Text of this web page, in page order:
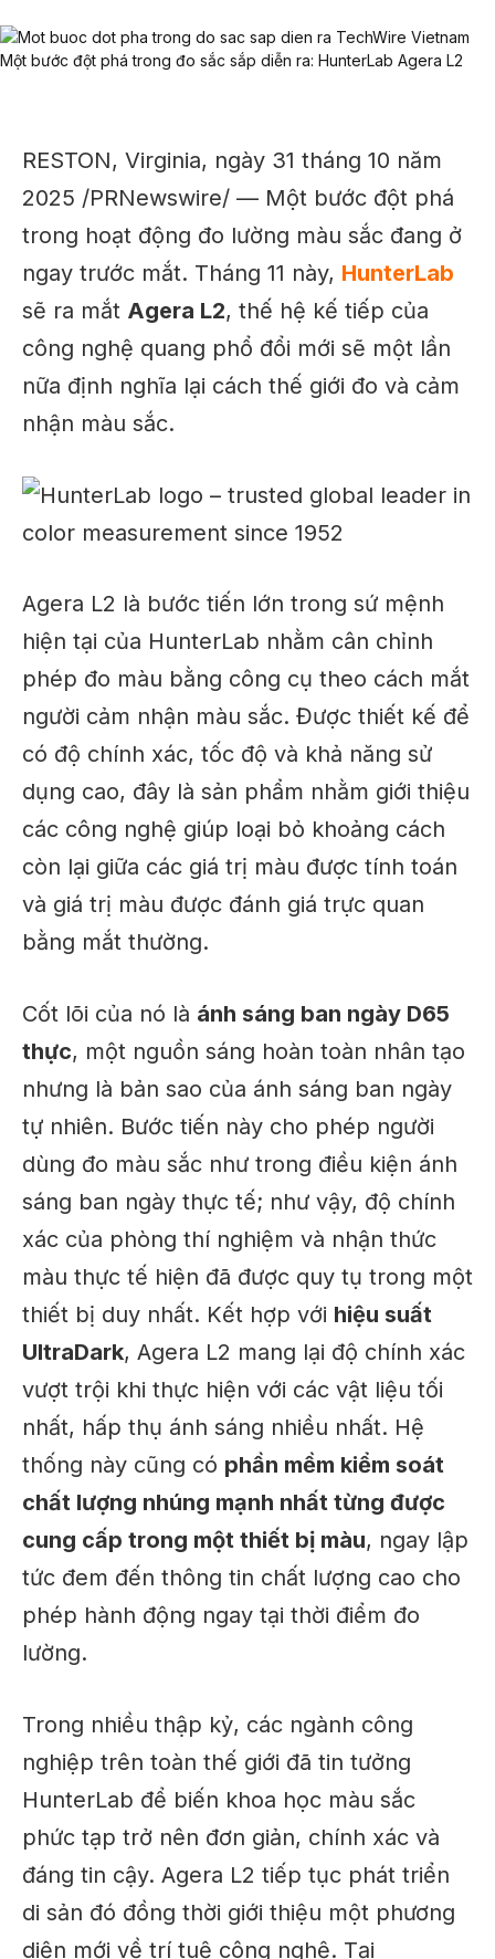
RESTON, Virginia, ngày 31 tháng 10 năm
2025 /PRNewswire/ — Một bước đột phá
trong hoạt động đo lường màu sắc đang ở
ngay trước mắt. Tháng 11 này, HunterLab
sẽ ra mắt Agera L2, thế hệ kế tiếp của
công nghệ quang phổ đổi mới sẽ một lần
nữa định nghĩa lại cách thế giới đo và cảm
nhận màu sắc.
Agera L2 là bước tiến lớn trong sứ mệnh
hiện tại của HunterLab nhằm cân chỉnh
phép đo màu bằng công cụ theo cách mắt
người cảm nhận màu sắc. Được thiết kế để
có độ chính xác, tốc độ và khả năng sử
dụng cao, đây là sản phẩm nhằm giới thiệu
các công nghệ giúp loại bỏ khoảng cách
còn lại giữa các giá trị màu được tính toán
và giá trị màu được đánh giá trực quan
bằng mắt thường.
Cốt lõi của nó là ánh sáng ban ngày D65
thực, một nguồn sáng hoàn toàn nhân tạo
nhưng là bản sao của ánh sáng ban ngày
tự nhiên. Bước tiến này cho phép người
dùng đo màu sắc như trong điều kiện ánh
sáng ban ngày thực tế; như vậy, độ chính
xác của phòng thí nghiệm và nhận thức
màu thực tế hiện đã được quy tụ trong một
thiết bị duy nhất. Kết hợp với hiệu suất
UltraDark, Agera L2 mang lại độ chính xác
vượt trội khi thực hiện với các vật liệu tối
nhất, hấp thụ ánh sáng nhiều nhất. Hệ
thống này cũng có phần mềm kiểm soát
chất lượng nhúng mạnh nhất từng được
cung cấp trong một thiết bị màu, ngay lập
tức đem đến thông tin chất lượng cao cho
phép hành động ngay tại thời điểm đo
lường.
Trong nhiều thập kỷ, các ngành công
nghiệp trên toàn thế giới đã tin tưởng
HunterLab để biến khoa học màu sắc
phức tạp trở nên đơn giản, chính xác và
đáng tin cậy. Agera L2 tiếp tục phát triển
di sản đó đồng thời giới thiệu một phương
diện mới về trí tuệ công nghệ. Tại